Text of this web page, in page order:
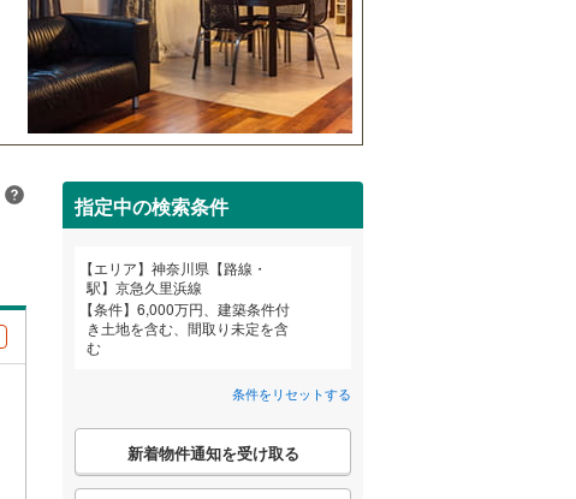
指定中の検索条件
エリア
神奈川県【路線・
駅】京急久里浜線
条件
6,000万円、建築条件付
き土地を含む、間取り未定を含
む
条件をリセットする
こ
検
新着物件通知を受け取る
和歌山
鹿児島
条件をリセットする
保土ケ谷区 98)
港北区( 28)
旭区(191)
都筑区(20)
南区(455 )
鎌倉市(61)
秦野市(142)
伊勢原市(81)
条件をリセットする
条件をリセットする
小田急江ノ島線(1,102)
こどもの国線(27)
京急大師線( 23)
相模鉄道本線(1,049)
横浜シーサイドライン
湘南モノレール江の島線(134)
伊豆箱根鉄道大雄山線(25)
条件をリセットする
条件をリセットする
24）
住宅性能評価付き（24）
条件をリセットする